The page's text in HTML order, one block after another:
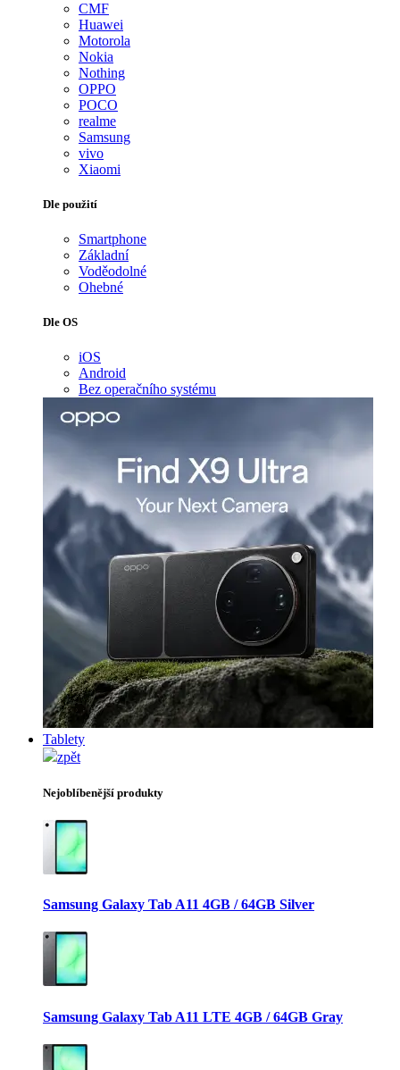
CMF
Huawei
Motorola
Nokia
Nothing
OPPO
POCO
realme
Samsung
vivo
Xiaomi
Dle použití
Smartphone
Základní
Voděodolné
Ohebné
Dle OS
iOS
Android
Bez operačního systému
Tablety
zpět
Nejoblíbenější produkty
Samsung Galaxy Tab A11 4GB / 64GB Silver
Samsung Galaxy Tab A11 LTE 4GB / 64GB Gray